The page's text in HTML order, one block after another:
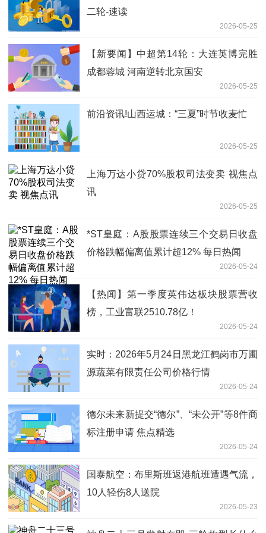
二轮-速读
2026-05-25
【新要闻】中超第14轮：大连英博完胜
成都蓉城 河南逆转北京国安
2026-05-25
前沿资讯!山西运城：“三夏”时节收麦忙
2026-05-25
上海万达小贷70%股权司法变卖 视焦点
讯
2026-05-25
*ST皇庭：A股股票连续三个交易日收盘
价格跌幅偏离值累计超12% 每日热闻
2026-05-24
【热闻】第一季度英伟达板块股票营收
榜，工业富联2510.78亿！
2026-05-24
实时：2026年5月24日黑龙江鹤岗市万圃
源蔬菜有限责任公司价格行情
2026-05-24
德尔未来新提交“德尔”、“未公开”等8件商
标注册申请 焦点精选
2026-05-24
国泰航空：布里斯班返港航班遭遇气流，
10人轻伤8人送院
2026-05-23